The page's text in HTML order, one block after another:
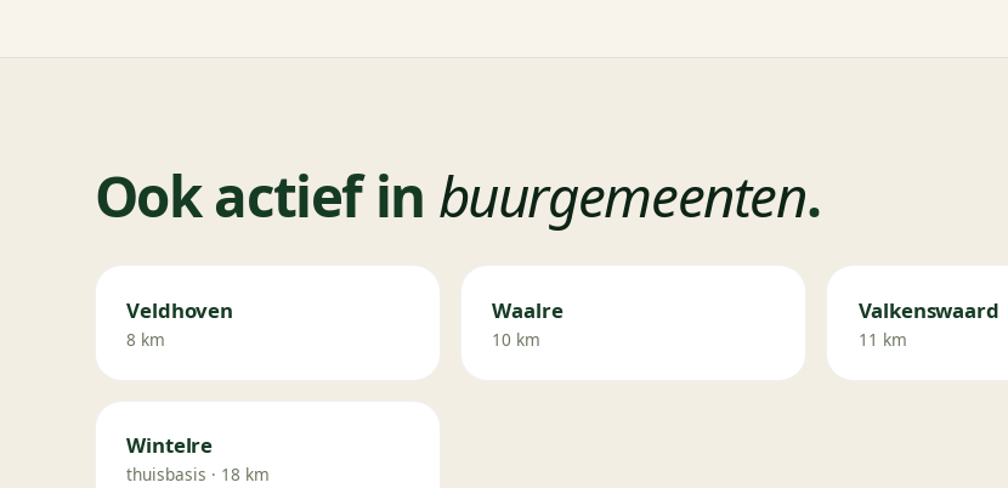
Ook actief in buurgemeenten.
Veldhoven
8 km
Waalre
10 km
Valkenswaard
11 km
Wintelre
thuisbasis · 18 km